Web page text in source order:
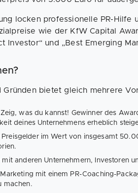
locken professionelle PR-Hilfe
wie der KfW Capital
Investor“ und „Best Emerging
Gründen bietet gleich mehrere
was du kannst! Gewinner des
deines Unternehmens erheblich
im Wert von insgesamt
anderen Unternehmern, Investoren
mit einem PR-Coaching-
machen.